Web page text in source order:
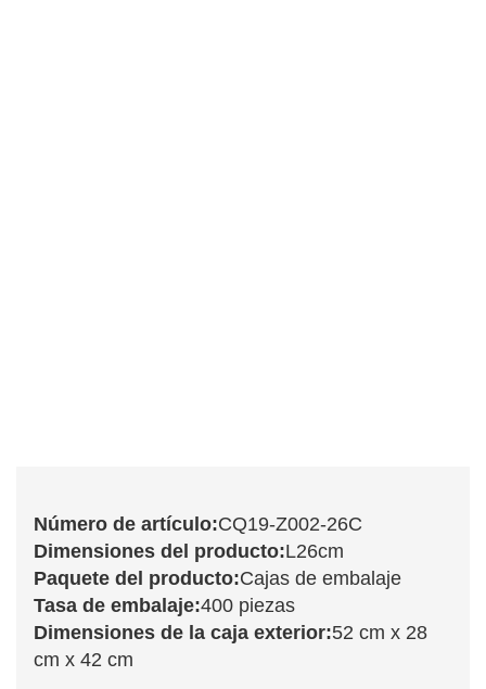
Número de artículo:CQ19-Z002-26C
Dimensiones del producto:L26cm
Paquete del producto:Cajas de embalaje
Tasa de embalaje:400 piezas
Dimensiones de la caja exterior:52 cm x 28
cm x 42 cm